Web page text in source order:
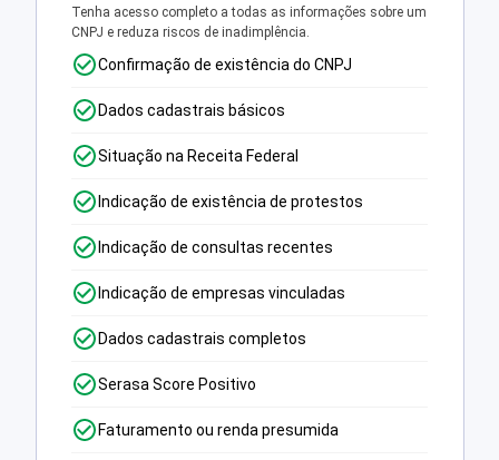
Tenha acesso completo a todas as informações sobre um
CNPJ e reduza riscos de inadimplência.
Confirmação de existência do CNPJ
Dados cadastrais básicos
Situação na Receita Federal
Indicação de existência de protestos
Indicação de consultas recentes
Indicação de empresas vinculadas
Dados cadastrais completos
Serasa Score Positivo
Faturamento ou renda presumida